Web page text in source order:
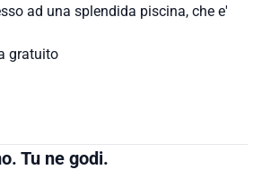
ad una splendida piscina, che e'
gratuito
Tu ne godi.